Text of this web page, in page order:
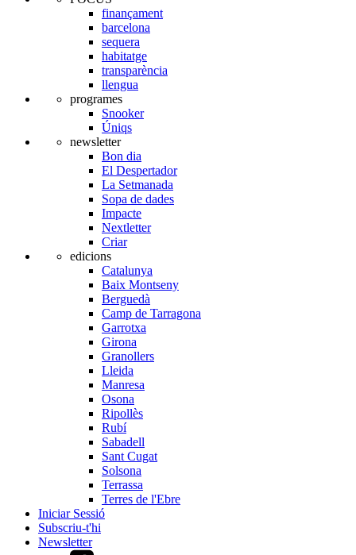
finançament
barcelona
sequera
habitatge
transparència
llengua
programes
Snooker
Úniqs
newsletter
Bon dia
El Despertador
La Setmanada
Sopa de dades
Impacte
Nextletter
Criar
edicions
Catalunya
Baix Montseny
Berguedà
Camp de Tarragona
Garrotxa
Girona
Granollers
Lleida
Manresa
Osona
Ripollès
Rubí
Sabadell
Sant Cugat
Solsona
Terrassa
Terres de l'Ebre
Iniciar Sessió
Subscriu-t'hi
Newsletter